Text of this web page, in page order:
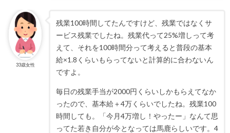
33歳女性
残業100時間してたんですけど、残業ではなくサ
ービス残業でしたね。残業代って25%増しって考
えて、それを100時間分って考えると普段の基本
給×1.8くらいもらってないと計算的に合わないん
ですよ。
毎日の残業手当が2000円くらいしかもらえてなか
ったので、基本給＋4万くらいでしたね。残業100
時間しても。「今月4万増し！やったー」なんて思
ってた若き自分が今となっては馬鹿らしいです。4